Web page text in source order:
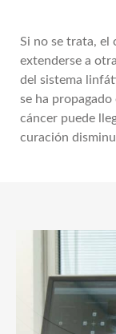
Si no se trata, el
extenderse a
del sistema
se ha
cáncer puede
curación